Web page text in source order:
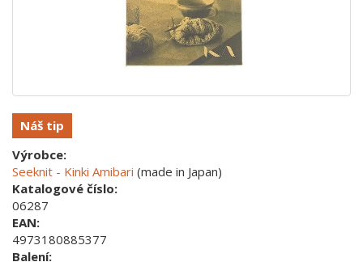
Náš tip
Výrobce:
Seeknit - Kinki Amibari (made in Japan)
Katalogové číslo:
06287
EAN:
4973180885377
Balení: